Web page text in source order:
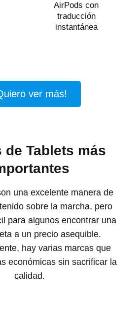
AirPods con
traducción
instantánea
ver más!
de Tablets más
una excelente manera de
sobre la marcha, pero
para algunos encontrar una
a un precio asequible.
hay varias marcas que
económicas sin sacrificar la
calidad.